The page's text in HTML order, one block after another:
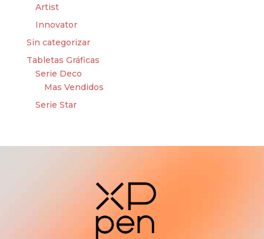
Artist
Innovator
Sin categorizar
Tabletas Gráficas
Serie Deco
Mas Vendidos
Serie Star